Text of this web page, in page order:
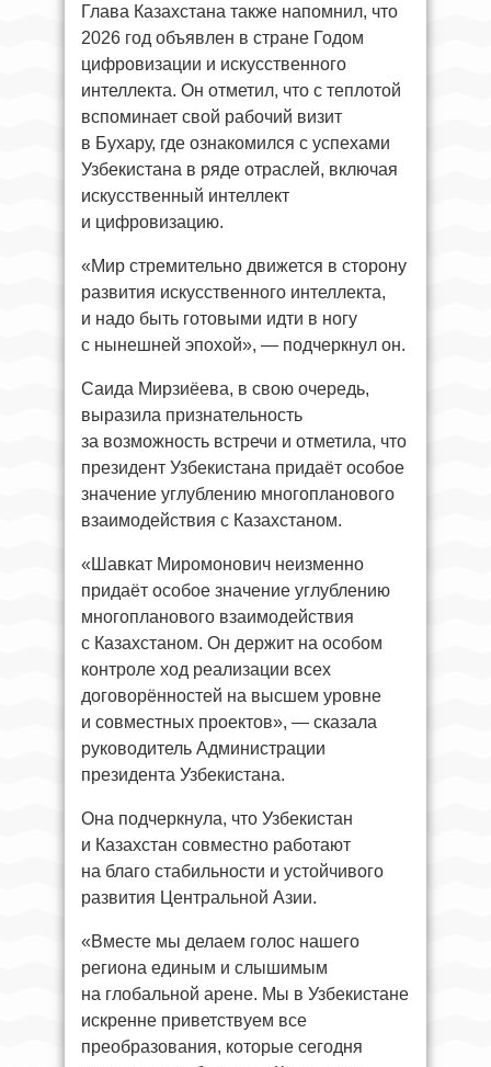
Глава Казахстана также напомнил, что
2026 год объявлен в стране Годом
цифровизации и искусственного
интеллекта. Он отметил, что с теплотой
вспоминает свой рабочий визит
в Бухару, где ознакомился с успехами
Узбекистана в ряде отраслей, включая
искусственный интеллект
и цифровизацию.
«Мир стремительно движется в сторону
развития искусственного интеллекта,
и надо быть готовыми идти в ногу
с нынешней эпохой», — подчеркнул он.
Саида Мирзиёева, в свою очередь,
выразила признательность
за возможность встречи и отметила, что
президент Узбекистана придаёт особое
значение углублению многопланового
взаимодействия с Казахстаном.
«Шавкат Миромонович неизменно
придаёт особое значение углублению
многопланового взаимодействия
с Казахстаном. Он держит на особом
контроле ход реализации всех
договорённостей на высшем уровне
и совместных проектов», — сказала
руководитель Администрации
президента Узбекистана.
Она подчеркнула, что Узбекистан
и Казахстан совместно работают
на благо стабильности и устойчивого
развития Центральной Азии.
«Вместе мы делаем голос нашего
региона единым и слышимым
на глобальной арене. Мы в Узбекистане
искренне приветствуем все
преобразования, которые сегодня